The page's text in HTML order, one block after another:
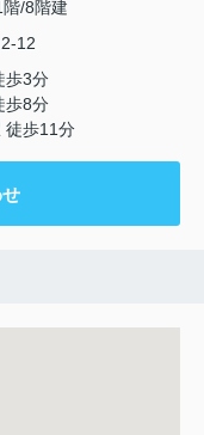
階/8階建
12
歩3分
歩8分
徒歩11分